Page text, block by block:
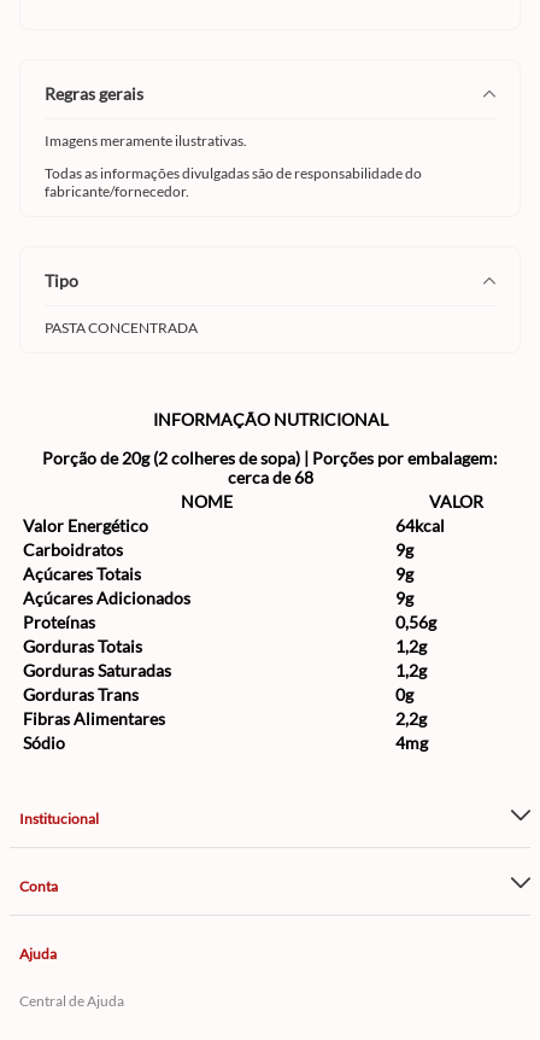
regras gerais
Imagens meramente ilustrativas.
Todas as informações divulgadas são de responsabilidade do
fabricante/fornecedor.
tipo
PASTA CONCENTRADA
INFORMAÇÃO NUTRICIONAL
Porção de 20g (2 colheres de sopa) | Porções por embalagem:
cerca de 68
NOME
VALOR
Valor Energético
64kcal
Carboidratos
9g
Açúcares Totais
9g
Açúcares Adicionados
9g
Proteínas
0,56g
Gorduras Totais
1,2g
Gorduras Saturadas
1,2g
Gorduras Trans
0g
Fibras Alimentares
2,2g
Sódio
4mg
Institucional
Conta
Ajuda
Central de Ajuda